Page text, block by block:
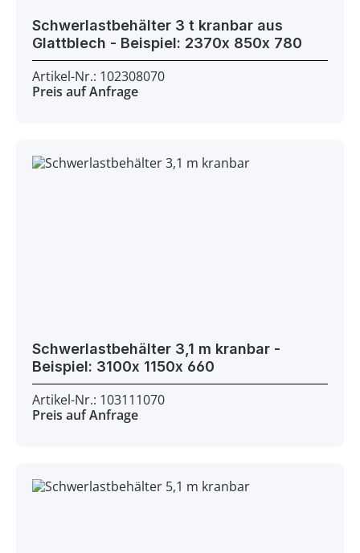
Schwerlastbehälter 3 t kranbar aus
Glattblech - Beispiel: 2370x 850x 780
Artikel-Nr.: 102308070
Preis auf Anfrage
Schwerlastbehälter 3,1 m kranbar -
Beispiel: 3100x 1150x 660
Artikel-Nr.: 103111070
Preis auf Anfrage